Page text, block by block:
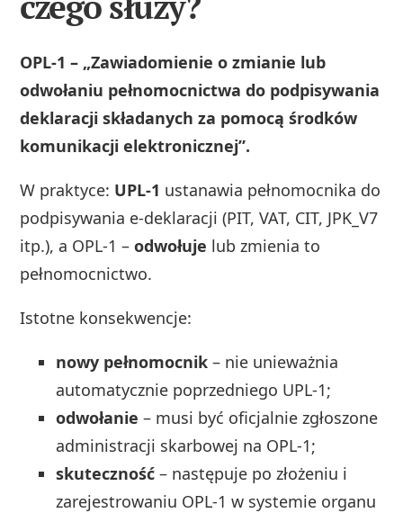
OPL‑1 – „Zawiadomienie o zmianie lub
odwołaniu pełnomocnictwa do podpisywania
deklaracji składanych za pomocą środków
komunikacji elektronicznej”.
W praktyce: UPL‑1 ustanawia pełnomocnika do
podpisywania e‑deklaracji (PIT, VAT, CIT, JPK_V7
itp.), a OPL‑1 –odwołuje lub zmienia to
pełnomocnictwo.
Istotne konsekwencje:
nowy pełnomocnik – nie unieważnia
automatycznie poprzedniego UPL‑1;
odwołanie – musi być oficjalnie zgłoszone
administracji skarbowej na OPL‑1;
skuteczność – następuje po złożeniu i
zarejestrowaniu OPL‑1 w systemie organu